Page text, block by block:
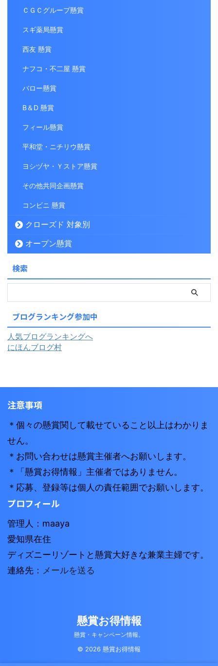
ＣＧＣグループ懸賞
スギ薬局懸賞
西友 懸賞
ナフコ・不二屋 懸賞
バロー懸賞
B＆D 懸賞
フィール懸賞
平和堂・ニチリウ懸賞
ヨシヅヤ・Ｙストア懸賞
その他共同企画懸賞
コンビニ 懸賞
クローズド 対象別
オープン懸賞
検索
ブログランキング参加中
人気ブログランキングへ
にほんブログ村
注意事項
＊個々の懸賞関して載せていること以上はわかりま
せん。
＊お問い合わせは懸賞主催者へお願いします。
＊「懸賞お得情報」主催者ではありません。
＊応募、登録等は個人の責任範囲でお願いします。
プロフィール
管理人：maaya
愛知県在住
ディズニーリゾートと懸賞大好きな兼業主婦です。
連絡先： メールを送る
懸賞お得情報
懸賞・キャンペーン情報。
© 2026 懸賞お得情報